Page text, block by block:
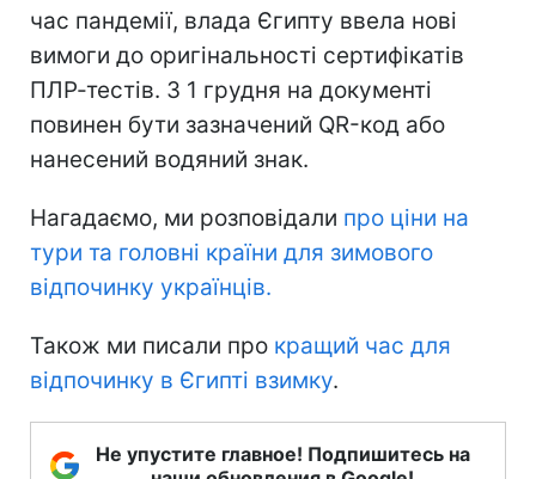
час пандемії, влада Єгипту ввела нові
вимоги до оригінальності сертифікатів
ПЛР-тестів. З 1 грудня на документі
повинен бути зазначений QR-код або
нанесений водяний знак.
Нагадаємо, ми розповідали про ціни на
тури та головні країни для зимового
відпочинку українців.
Також ми писали про кращий час для
відпочинку в Єгипті взимку.
Не упустите главное! Подпишитесь на